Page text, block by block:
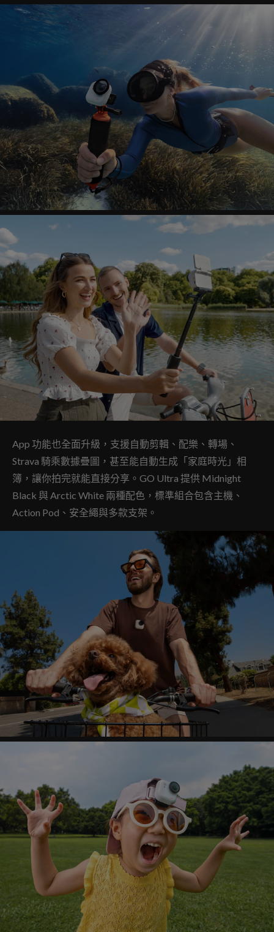
App 功能也全面升級，支援自動剪輯、配樂、轉場、
Strava 騎乘數據疊圖，甚至能自動生成「家庭時光」相
簿，讓你拍完就能直接分享。GO Ultra 提供 Midnight
Black 與 Arctic White 兩種配色，標準組合包含主機、
Action Pod、安全繩與多款支架。